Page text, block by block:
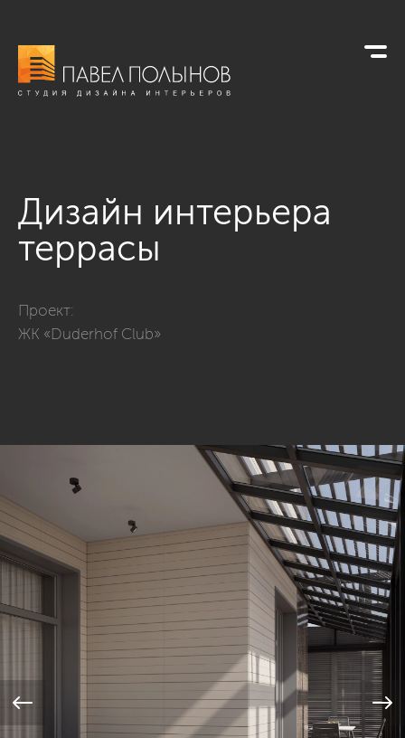
Дизайн интерьера
террасы
Проект:
ЖК «Duderhof Club»